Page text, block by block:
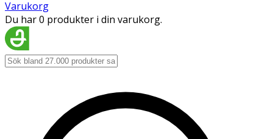
Varukorg
Du har 0 produkter i din varukorg.